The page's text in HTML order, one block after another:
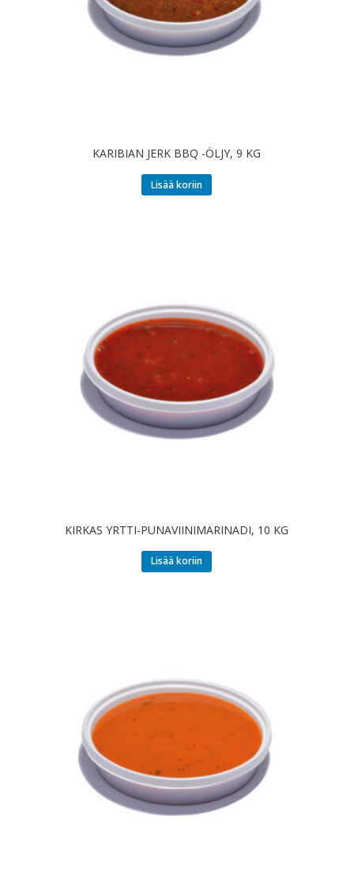
KARIBIAN JERK BBQ -ÖLJY, 9 KG
Lisää koriin
KIRKAS YRTTI-PUNAVIINIMARINADI, 10 KG
Lisää koriin